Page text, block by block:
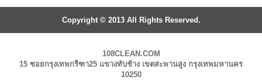
Copyright © 2013 All Rights Reserved.
108CLEAN.COM
15 ซอยกรุงเทพกรีฑา25 แขวงทับช้าง เขตสะพานสูง กรุงเทพมหานคร
10250